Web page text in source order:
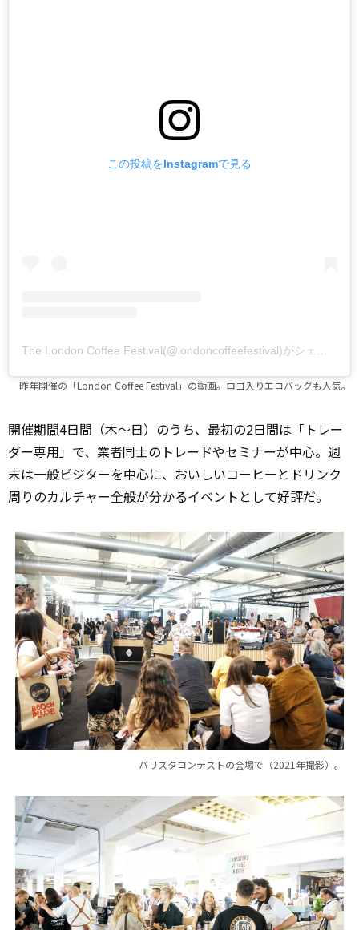
この投稿をInstagramで見る
昨年開催の「London Coffee Festival」の動画。ロゴ入りエコバッグも人気。
開催期間4日間（木～日）のうち、最初の2日間は「トレー
ダー専用」で、業者同士のトレードやセミナーが中心。週
末は一般ビジターを中心に、おいしいコーヒーとドリンク
周りのカルチャー全般が分かるイベントとして好評だ。
バリスタコンテストの会場で（2021年撮影）。